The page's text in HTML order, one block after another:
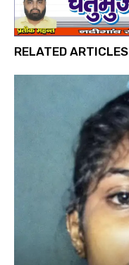
RELATED ARTICLES